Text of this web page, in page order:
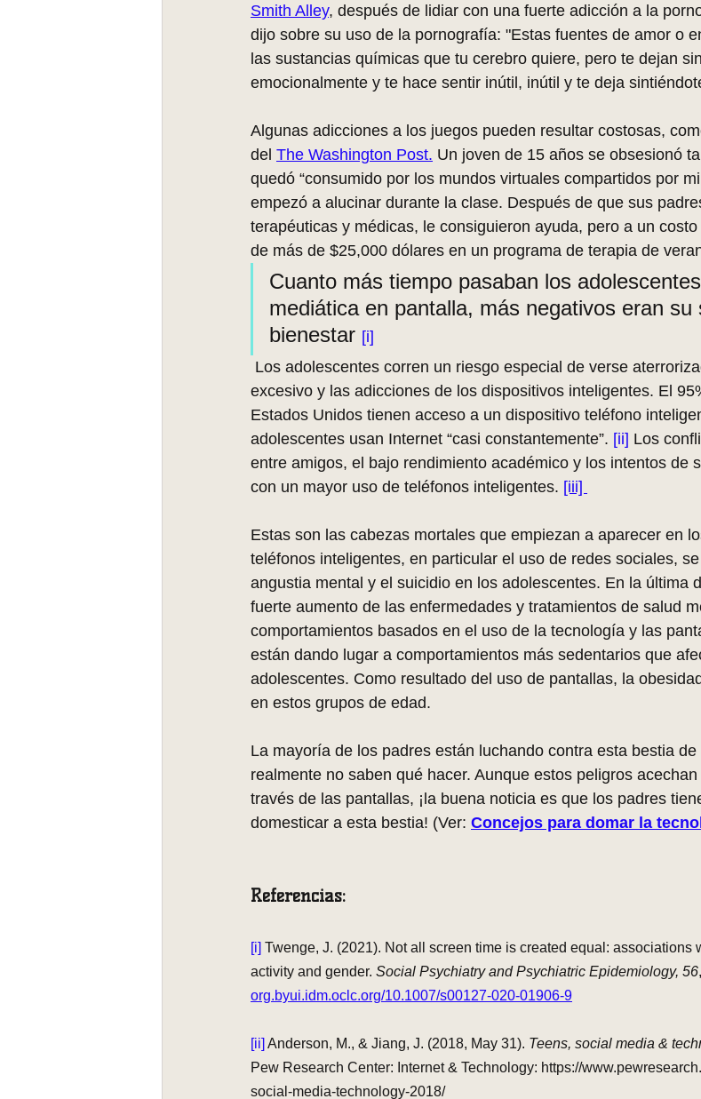
Smith Alley, después de lidiar con una fuerte adicción a la
dijo sobre su uso de la pornografía: "Estas fuentes de amor o
las sustancias químicas que tu cerebro quiere, pero te dejan
emocionalmente y te hace sentir inútil, inútil y te deja
Algunas adicciones a los juegos pueden resultar costosas,
del The Washington Post. Un joven de 15 años se obsesionó
quedó “consumido por los mundos virtuales compartidos por
empezó a alucinar durante la clase. Después de que sus
terapéuticas y médicas, le consiguieron ayuda, pero a un
de más de $25,000 dólares en un programa de terapia de
Cuanto más tiempo pasaban los
mediática en pantalla, más negativos eran su
bienestar [i]
Los adolescentes corren un riesgo especial de verse
excesivo y las adicciones de los dispositivos inteligentes. El
Estados Unidos tienen acceso a un dispositivo teléfono
adolescentes usan Internet “casi constantemente”. [ii] Los
entre amigos, el bajo rendimiento académico y los intentos de
con un mayor uso de teléfonos inteligentes. [iii]
Estas son las cabezas mortales que empiezan a aparecer en
teléfonos inteligentes, en particular el uso de redes sociales,
angustia mental y el suicidio en los adolescentes. En la última
fuerte aumento de las enfermedades y tratamientos de salud
comportamientos basados ​​en el uso de la tecnología y las
están dando lugar a comportamientos más sedentarios que
adolescentes. Como resultado del uso de pantallas, la
en estos grupos de edad.
La mayoría de los padres están luchando contra esta bestia
realmente no saben qué hacer. Aunque estos peligros
través de las pantallas, ¡la buena noticia es que los padres
domesticar a esta bestia! (Ver: Concejos para domar la
Referencias:
[i] Twenge, J. (2021). Not all screen time is created equal: associations
activity and gender. Social Psychiatry and Psychiatric Epidemiology, 56
org.byui.idm.oclc.org/10.1007/s00127-020-01906-9
[ii] Anderson, M., & Jiang, J. (2018, May 31). Teens, social media &
Pew Research Center: Internet & Technology: https://
social-media-technology-2018/